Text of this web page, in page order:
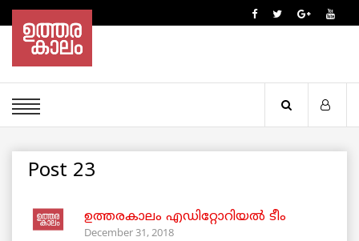
Post 23
ഉത്തരകാലം എഡിറ്റോറിയല്‍ ടീം
December 31, 2018